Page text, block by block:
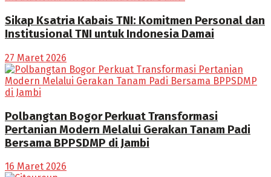
Sikap Ksatria Kabais TNI: Komitmen Personal dan
Institusional TNI untuk Indonesia Damai
27 Maret 2026
Polbangtan Bogor Perkuat Transformasi
Pertanian Modern Melalui Gerakan Tanam Padi
Bersama BPPSDMP di Jambi
16 Maret 2026